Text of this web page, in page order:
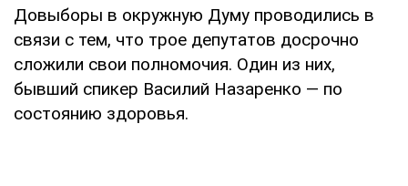
Довыборы в окружную Думу проводились в
связи с тем, что трое депутатов досрочно
сложили свои полномочия. Один из них,
бывший спикер Василий Назаренко — по
состоянию здоровья.